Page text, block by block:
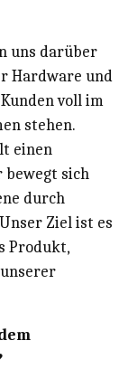
uns darüber
Hardware und
voll im
stehen.
einen
sich
durch
Ziel ist es
Produkt,